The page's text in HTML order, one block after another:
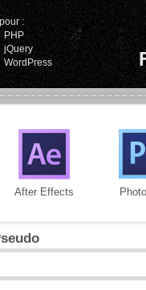
:
PHP
jQuery
WordPress
After Effects